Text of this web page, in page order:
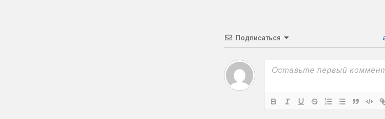
Подписаться